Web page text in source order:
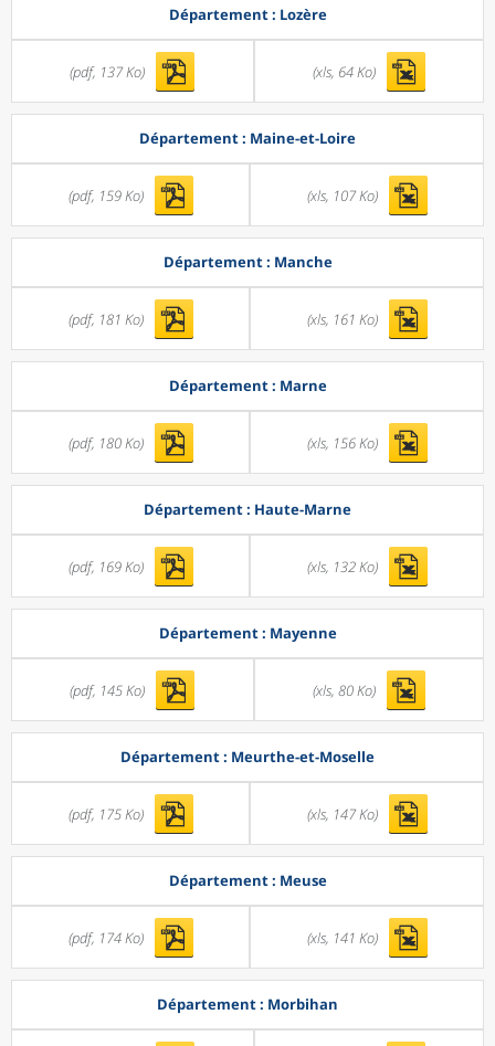
Département : Lozère
(pdf, 137 Ko) (xls, 64 Ko)
Département : Maine-et-Loire
(pdf, 159 Ko) (xls, 107 Ko)
Département : Manche
(pdf, 181 Ko) (xls, 161 Ko)
Département : Marne
(pdf, 180 Ko) (xls, 156 Ko)
Département : Haute-Marne
(pdf, 169 Ko) (xls, 132 Ko)
Département : Mayenne
(pdf, 145 Ko) (xls, 80 Ko)
Département : Meurthe-et-Moselle
(pdf, 175 Ko) (xls, 147 Ko)
Département : Meuse
(pdf, 174 Ko) (xls, 141 Ko)
Département : Morbihan